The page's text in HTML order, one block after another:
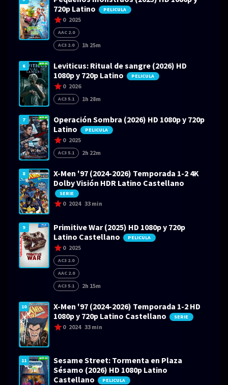
720p Latino
PELICULA
0 2025
AAC 2.0
AC3 2.0
1h 25m
6
Leviticus: Ritual de sangre (2026) HD
1080p y 720p Latino
PELICULA
0 2026
AC3 5.1 1h 28m
7
Operación Sombra (2026) HD 1080p y 720p
Latino
PELICULA
0 2025
AC3 5.1 2h 22m
8
X-Men '97 (2024-2026) Temporada 1-2 4K
Dolby Visión HDR Latino Castellano
SERIE
0 2024 33 min
9
Primitive War (2025) HD 1080p y 720p
Latino Castellano
PELICULA
0 2025
AC3 2.0
AAC 2.0
AC3 5.1
2h 15m
10
X-Men '97 (2024-2026) Temporada 1-2 HD
1080p y 720p Latino Castellano
SERIE
0 2024 33 min
11
Sesame Street: Tormenta en Plaza
Sésamo (2026) HD 1080p Latino
Castellano
PELICULA